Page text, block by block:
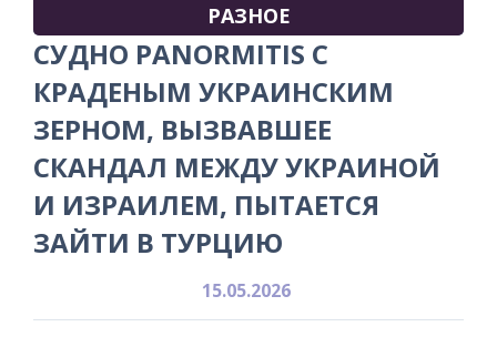
РАЗНОЕ
СУДНО PANORMITIS С
КРАДЕНЫМ УКРАИНСКИМ
ЗЕРНОМ, ВЫЗВАВШЕЕ
СКАНДАЛ МЕЖДУ УКРАИНОЙ
И ИЗРАИЛЕМ, ПЫТАЕТСЯ
ЗАЙТИ В ТУРЦИЮ
15.05.2026